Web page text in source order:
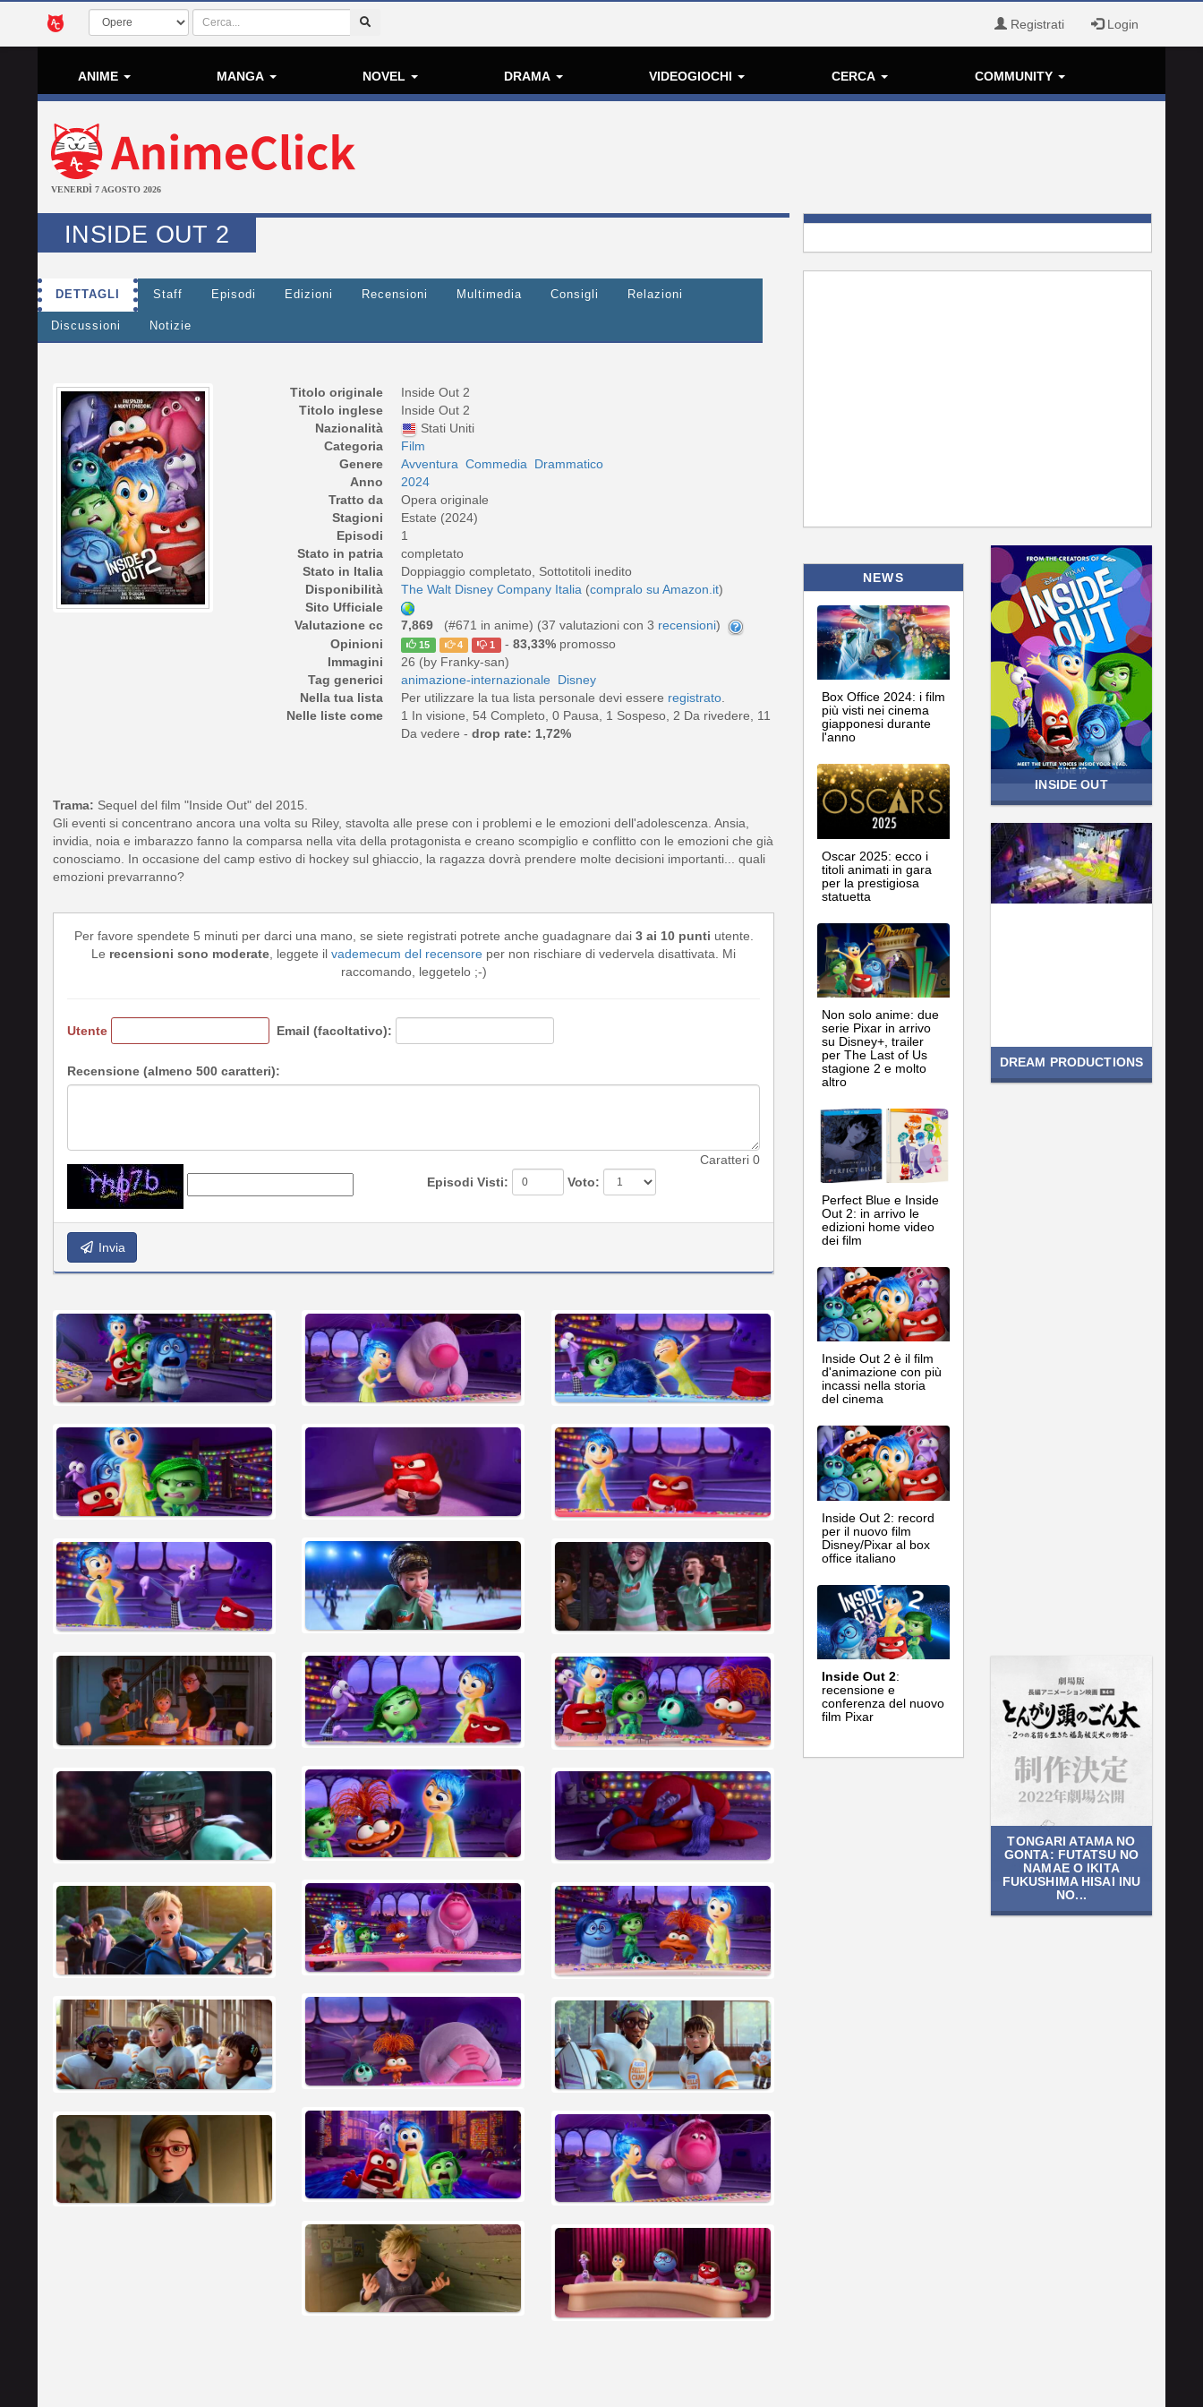
Registrati Login
ANIME MANGA NOVEL DRAMA VIDEOGIOCHI CERCA COMMUNITY
VENERDÌ 7 AGOSTO 2026
INSIDE OUT 2
DETTAGLI Staff Episodi Edizioni Recensioni Multimedia Consigli Relazioni
Discussioni Notizie
Titolo originale
Inside Out 2
Titolo inglese
Inside Out 2
Nazionalità
Stati Uniti
Categoria
Film
Genere
Avventura Commedia Drammatico
Anno
2024
Tratto da
Opera originale
Stagioni
Estate (2024)
Episodi
1
Stato in patria
completato
Stato in Italia
Doppiaggio completato, Sottotitoli inedito
Disponibilità
The Walt Disney Company Italia (compralo su Amazon.it)
Sito Ufficiale
Valutazione cc
7,869 (#671 in anime) (37 valutazioni con 3 recensioni)
Opinioni
15 4 1 - 83,33%promosso
Immagini
26 (by Franky-san)
Tag generici
animazione-internazionale Disney
Nella tua lista
Per utilizzare la tua lista personale devi essere registrato
Nelle liste come
1 In visione, 54 Completo, 0 Pausa, 1 Sospeso, 2 Da rivedere, 11
Da vedere - drop rate: 1,72%
Trama: Sequel del film "Inside Out" del 2015.
Gli eventi si concentrano ancora una volta su Riley, stavolta alle prese con i problemi e le emozioni dell'adolescenza. Ansia,
invidia, noia e imbarazzo fanno la comparsa nella vita della protagonista e creano scompiglio e conflitto con le emozioni che già
conosciamo. In occasione del camp estivo di hockey sul ghiaccio, la ragazza dovrà prendere molte decisioni importanti... quali
emozioni prevarranno?
Per favore spendete 5 minuti per darci una mano, se siete registrati potrete anche guadagnare dai 3 ai 10 punti utente.
Le recensioni sono moderate , leggete il vademecum del recensore per non rischiare di vedervela disattivata. Mi
raccomando, leggetelo ;-)
Utente Email (facoltativo):
Recensione (almeno 500 caratteri):
Caratteri 0
Episodi Visti:
Voto:
Invia
NEWS
Box Office 2024: i film
più visti nei cinema
giapponesi durante
l'anno
Oscar 2025: ecco i
titoli animati in gara
per la prestigiosa
statuetta
Non solo anime: due
serie Pixar in arrivo
su Disney+, trailer
per The Last of Us
stagione 2 e molto
altro
Perfect Blue e Inside
Out 2: in arrivo le
edizioni home video
dei film
Inside Out 2 è il film
d'animazione con più
incassi nella storia
del cinema
Inside Out 2: record
per il nuovo film
Disney/Pixar al box
office italiano
Inside Out 2:
recensione e
conferenza del nuovo
film Pixar
INSIDE OUT
DREAM PRODUCTIONS
TONGARI ATAMA NO
GONTA: FUTATSU NO
NAMAE O IKITA
FUKUSHIMA HISAI INU
NO...